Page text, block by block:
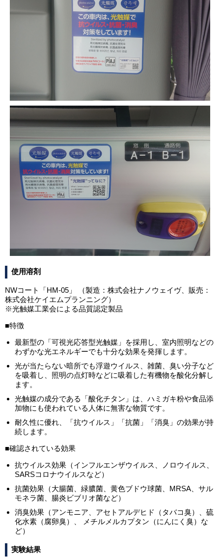
使用溶剤
NWコート「HM-05」 （製造：株式会社ナノウェイヴ、販売：
株式会社ケイエムプランニング）
※光触媒工業会による品質認定製品
■特徴
最新型の「可視光応答型光触媒」を採用し、室内照明などの
わずかな光エネルギーでも十分な効果を発揮します。
光が当たらない暗所でも浮遊ウイルス、雑菌、臭い分子など
を吸着し、照明の点灯時などに吸着した有機物を酸化分解し
ます。
光触媒の成分である「酸化チタン」は、ハミガキ粉や食品添
加物にも使われている人体に無害な物質です。
耐久性に優れ、「抗ウイルス」「抗菌」「消臭」の効果が持
続します。
■確認されている効果
抗ウイルス効果（インフルエンザウイルス、ノロウイルス、
SARSコロナウイルスなど）
抗菌効果（大腸菌、緑膿菌、黄色ブドウ球菌、MRSA、サル
モネラ菌、腸炎ビブリオ菌など）
消臭効果（アンモニア、アセトアルデヒド（タバコ臭）、硫
化水素（腐卵臭）、 メチルメルカプタン（にんにく臭）な
ど）
実験結果